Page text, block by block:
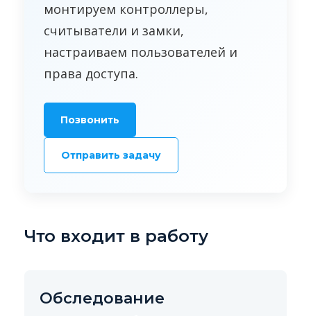
монтируем контроллеры,
считыватели и замки,
настраиваем пользователей и
права доступа.
Позвонить
Отправить задачу
Что входит в работу
Обследование